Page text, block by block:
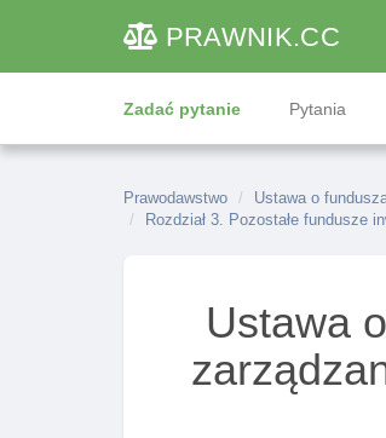
PRAWNIK.CC
Zadać pytanie Pytania
Prawodawstwo Ustawa o
Rozdział 3. Pozostałe fundusze
Ustawa